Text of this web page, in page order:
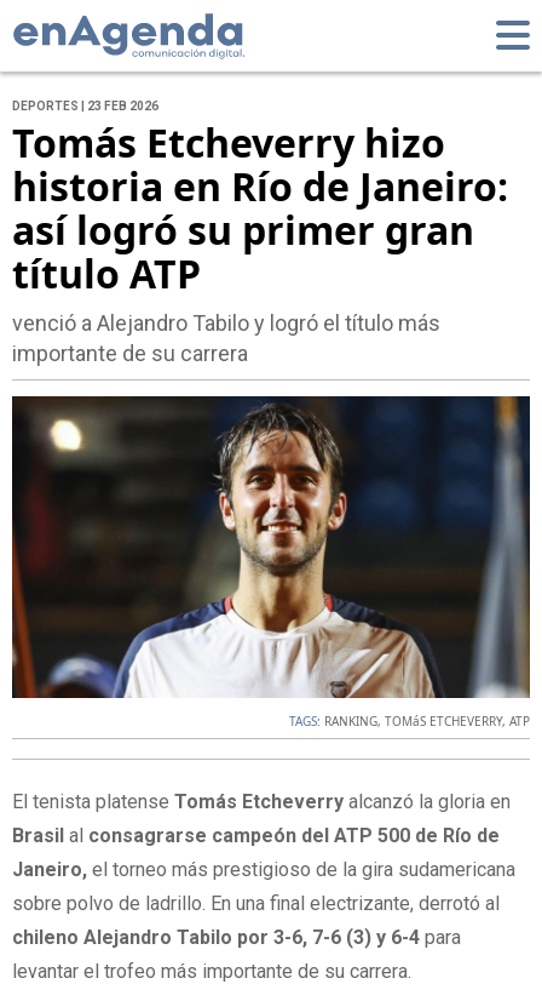
DEPORTES | 23 FEB 2026
Tomás Etcheverry hizo
historia en Río de Janeiro:
así logró su primer gran
título ATP
venció a Alejandro Tabilo y logró el título más
importante de su carrera
TAGS: RANKING, TOMáS ETCHEVERRY, ATP
El tenista platense Tomás Etcheverry alcanzó la gloria en
Brasil al consagrarse campeón del ATP 500 de Río de
Janeiro, el torneo más prestigioso de la gira sudamericana
sobre polvo de ladrillo. En una final electrizante, derrotó al
chileno Alejandro Tabilo por 3-6, 7-6 (3) y 6-4 para
levantar el trofeo más importante de su carrera.